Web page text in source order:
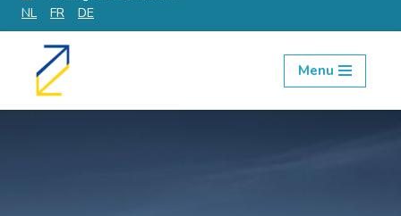
NL
FR DE
Skip
Menu